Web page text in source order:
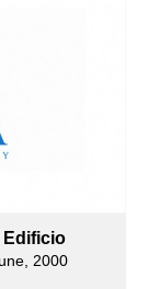
Edificio
2000